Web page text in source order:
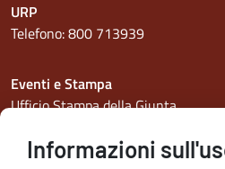
Informazioni
URP
Telefono:800 713939
Eventi e Stampa
Ufficio Stampa della Giunta
Luogo e identità regionale